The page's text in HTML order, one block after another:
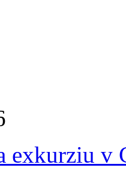
exkurziu v